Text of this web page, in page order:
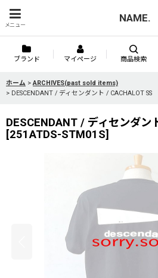
メニュー
NAME.
ブランド マイページ 商品検索
ホーム > ARCHIVES(past sold items)
> DESCENDANT / ディセンダント / CACHALOT SS
DESCENDANT / ディセンダン
[251ATDS-STM01S]